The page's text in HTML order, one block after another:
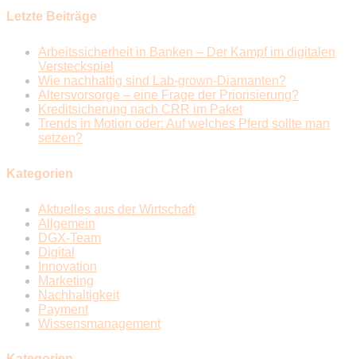
Letzte Beiträge
Arbeitssicherheit in Banken – Der Kampf im digitalen
Versteckspiel
Wie nachhaltig sind Lab-grown-Diamanten?
Altersvorsorge – eine Frage der Priorisierung?
Kreditsicherung nach CRR im Paket
Trends in Motion oder: Auf welches Pferd sollte man
setzen?
Kategorien
Aktuelles aus der Wirtschaft
Allgemein
DGX-Team
Digital
Innovation
Marketing
Nachhaltigkeit
Payment
Wissensmanagement